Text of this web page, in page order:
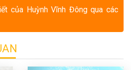
của Huỳnh Vĩnh Đông qua các